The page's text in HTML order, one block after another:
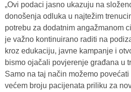
„Ovi podaci jasno ukazuju na
donošenja odluka u najtežim
potrebu za dodatnim angažmanom
je važno kontinuirano raditi na
kroz edukaciju, javne kampanje i
bismo ojačali povjerenje građana u
Samo na taj način možemo
većem broju pacijenata priliku za